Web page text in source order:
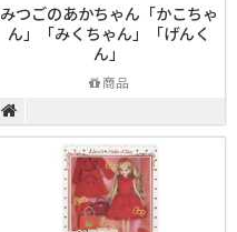
みつごのあかちゃん「かこちゃ
ん」「みくちゃん」「げんく
ん」
商品